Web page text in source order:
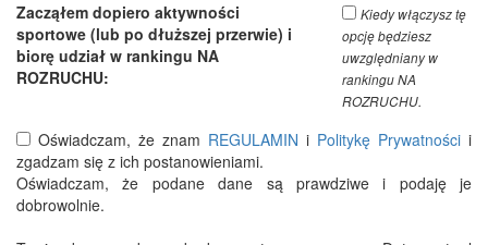
Zacząłem dopiero aktywności
sportowe (lub po dłuższej przerwie) i
biorę udział w rankingu NA
ROZRUCHU:
Kiedy włączysz tę
opcję będziesz
uwzględniany w
rankingu NA
ROZRUCHU.
Oświadczam, że znam REGULAMIN i Politykę Prywatności i
zgadzam się z ich postanowieniami.
Oświadczam, że podane dane są prawdziwe i podaję je
dobrowolnie.